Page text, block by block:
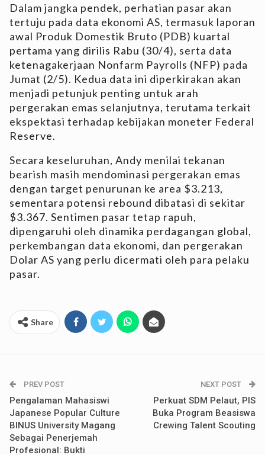
Dalam jangka pendek, perhatian pasar akan
tertuju pada data ekonomi AS, termasuk laporan
awal Produk Domestik Bruto (PDB) kuartal
pertama yang dirilis Rabu (30/4), serta data
ketenagakerjaan Nonfarm Payrolls (NFP) pada
Jumat (2/5). Kedua data ini diperkirakan akan
menjadi petunjuk penting untuk arah
pergerakan emas selanjutnya, terutama terkait
ekspektasi terhadap kebijakan moneter Federal
Reserve.
Secara keseluruhan, Andy menilai tekanan
bearish masih mendominasi pergerakan emas
dengan target penurunan ke area $3.213,
sementara potensi rebound dibatasi di sekitar
$3.367. Sentimen pasar tetap rapuh,
dipengaruhi oleh dinamika perdagangan global,
perkembangan data ekonomi, dan pergerakan
Dolar AS yang perlu dicermati oleh para pelaku
pasar.
Share
PREV POST
Pengalaman Mahasiswi
Japanese Popular Culture
BINUS University Magang
Sebagai Penerjemah
Profesional: Bukti
NEXT POST
Perkuat SDM Pelaut, PIS
Buka Program Beasiswa
Crewing Talent Scouting